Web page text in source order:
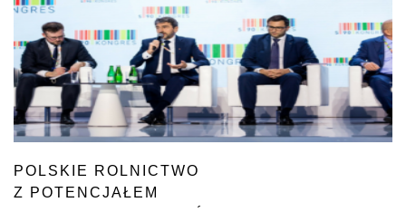
POLSKIE ROLNICTWO
Z POTENCJAŁEM